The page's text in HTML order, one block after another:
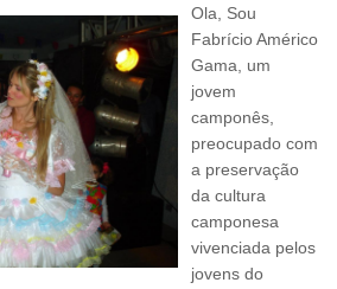
Ola, Sou
Fabrício Américo
Gama, um
jovem
camponês,
preocupado com
a preservação
da cultura
camponesa
vivenciada pelos
jovens do